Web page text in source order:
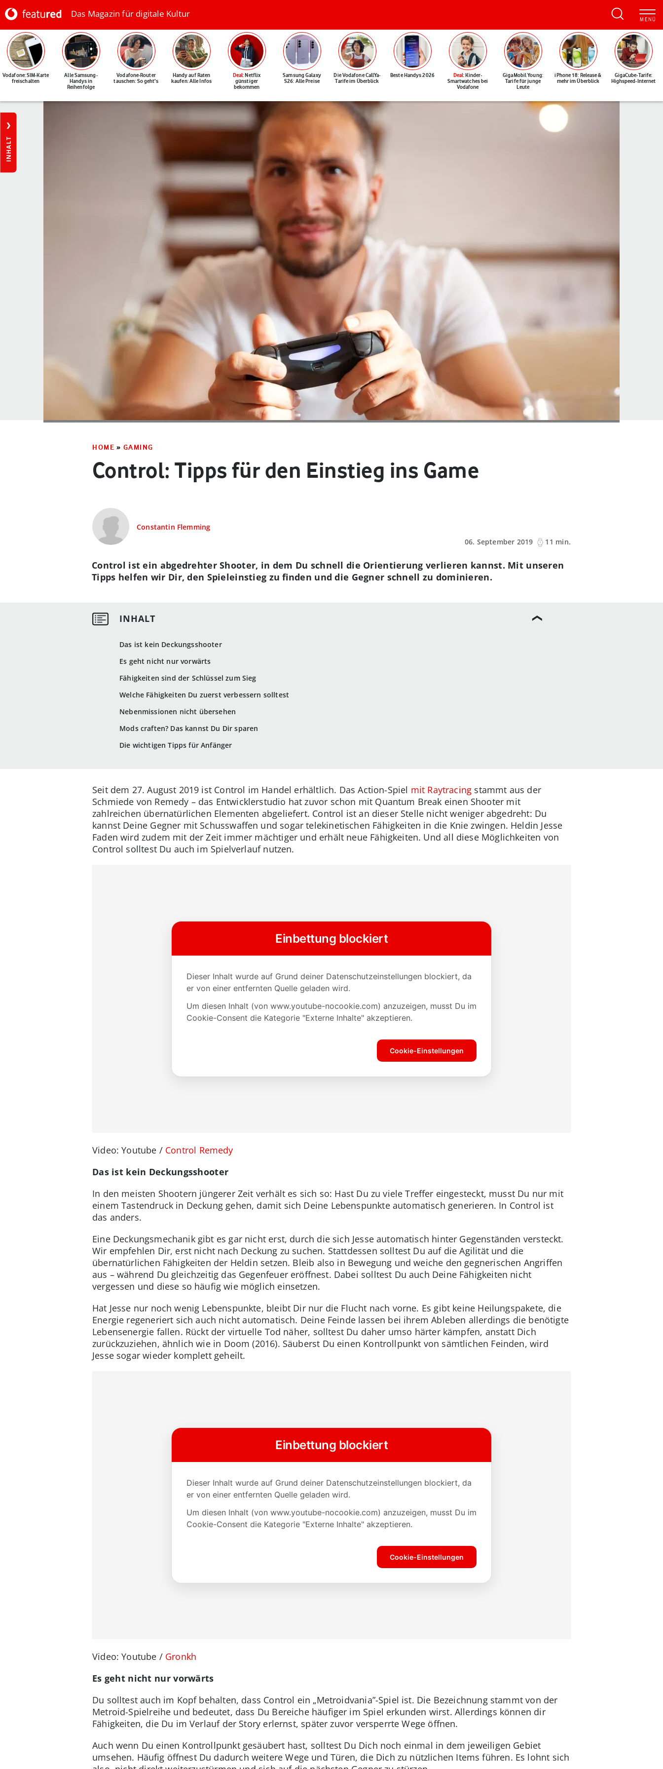
Das Magazin für digitale Kultur
Vodafone: SIM-Karte
freischalten
Alle Samsung-
Handys in
Reihenfolge
Vodafone-Router
tauschen: So geht's
Handy auf Raten
kaufen: Alle Infos
Deal: Netflix
günstiger
bekommen
Samsung Galaxy
S26: Alle Preise
Die Vodafone CallYa-
Tarife im Überblick
Beste Handys 2026 Deal: Kinder-
Smartwatches bei
Vodafone
GigaMobil Young:
Tarife für junge
Leute
iPhone 18: Release &
mehr im Überblick
GigaCube-Tarife:
Highspeed-Internet
INHALT
HOME » GAMING
Control: Tipps für den Einstieg ins Game
Constantin Flemming
06. September 2019
11 min.
Das ist kein Deckungsshooter
Es geht nicht nur vorwärts
Fähigkeiten sind der Schlüssel zum Sieg
Welche Fähigkeiten Du zuerst verbessern solltest
Nebenmissionen nicht übersehen
Mods craften? Das kannst Du Dir sparen
Die wichtigen Tipps für Anfänger
Control ist ein abgedrehter Shooter, in dem Du schnell die Orientierung verlieren kannst. Mit unseren
Tipps helfen wir Dir, den Spieleinstieg zu finden und die Gegner schnell zu dominieren.
Seit dem 27. August 2019 ist Control im Handel erhältlich. Das Action-Spiel mit Raytracing stammt aus der
Schmiede von Remedy – das Entwicklerstudio hat zuvor schon mit Quantum Break einen Shooter mit
zahlreichen übernatürlichen Elementen abgeliefert. Control ist an dieser Stelle nicht weniger abgedreht: Du
kannst Deine Gegner mit Schusswaffen und sogar telekinetischen Fähigkeiten in die Knie zwingen. Heldin Jesse
Faden wird zudem mit der Zeit immer mächtiger und erhält neue Fähigkeiten. Und all diese Möglichkeiten von
Control solltest Du auch im Spielverlauf nutzen.
Video: Youtube / Control Remedy
Das ist kein Deckungsshooter
In den meisten Shootern jüngerer Zeit verhält es sich so: Hast Du zu viele Treffer eingesteckt, musst Du nur mit
einem Tastendruck in Deckung gehen, damit sich Deine Lebenspunkte automatisch generieren. In Control ist
das anders.
Eine Deckungsmechanik gibt es gar nicht erst, durch die sich Jesse automatisch hinter Gegenständen versteckt.
Wir empfehlen Dir, erst nicht nach Deckung zu suchen. Stattdessen solltest Du auf die Agilität und die
übernatürlichen Fähigkeiten der Heldin setzen. Bleib also in Bewegung und weiche den gegnerischen Angriffen
aus – während Du gleichzeitig das Gegenfeuer eröffnest. Dabei solltest Du auch Deine Fähigkeiten nicht
vergessen und diese so häufig wie möglich einsetzen.
Hat Jesse nur noch wenig Lebenspunkte, bleibt Dir nur die Flucht nach vorne. Es gibt keine Heilungspakete, die
Energie regeneriert sich auch nicht automatisch. Deine Feinde lassen bei ihrem Ableben allerdings die benötigte
Lebensenergie fallen. Rückt der virtuelle Tod näher, solltest Du daher umso härter kämpfen, anstatt Dich
zurückzuziehen, ähnlich wie in Doom (2016). Säuberst Du einen Kontrollpunkt von sämtlichen Feinden, wird
Jesse sogar wieder komplett geheilt.
Video: Youtube / Gronkh
Es geht nicht nur vorwärts
Du solltest auch im Kopf behalten, dass Control ein „Metroidvania”-Spiel ist. Die Bezeichnung stammt von der
Metroid-Spielreihe und bedeutet, dass Du Bereiche häufiger im Spiel erkunden wirst. Allerdings können dir
Fähigkeiten, die Du im Verlauf der Story erlernst, später zuvor versperrte Wege öffnen.
Auch wenn Du einen Kontrollpunkt gesäubert hast, solltest Du Dich noch einmal in dem jeweiligen Gebiet
umsehen. Häufig öffnest Du dadurch weitere Wege und Türen, die Dich zu nützlichen Items führen. Es lohnt sich